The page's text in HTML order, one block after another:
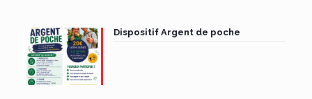
Dispositif Argent de poche